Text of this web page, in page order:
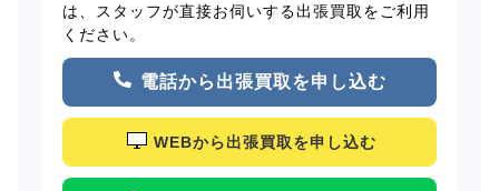
は、スタッフが直接お伺いする出張買取をご利用
ください。
電話から出張買取を申し込む
WEBから出張買取を申し込む